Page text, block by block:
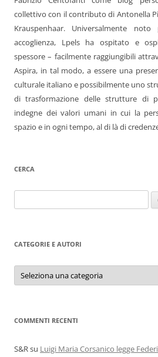
collettivo con il contributo di Antonella
Krauspenhaar. Universalmente
accoglienza, Lpels ha ospitato e
spessore – facilmente raggiungibili
Aspira, in tal modo, a essere una
culturale italiano e possibilmente uno
di trasformazione delle strutture di
indegne dei valori umani in cui la
spazio e in ogni tempo, al di là di
CERCA
per:
CATEGORIE E AUTORI
Categorie
autori
COMMENTI RECENTI
S&Rsu Luigi Maria Corsanico legge